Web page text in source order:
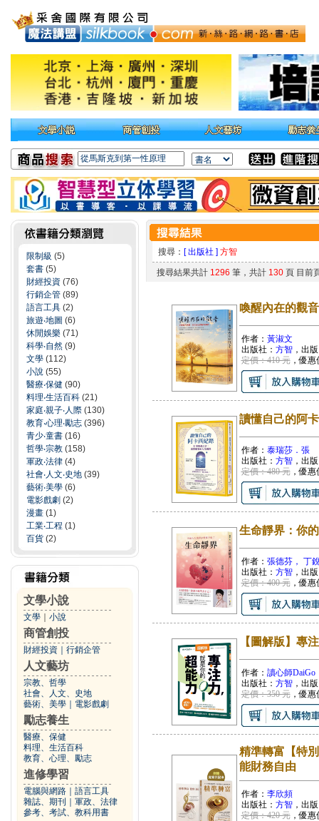
限制級 (5)
套書 (5)
財經投資 (76)
行銷企管 (89)
語言工具 (2)
旅遊‧地圖 (6)
休閒娛樂 (71)
科學‧自然 (9)
文學 (112)
小說 (55)
醫療‧保健 (90)
料理‧生活百科 (21)
家庭‧親子‧人際 (130)
教育‧心理‧勵志 (396)
青少‧童書 (16)
哲學‧宗教 (158)
軍政‧法律 (4)
社會‧人文‧史地 (39)
藝術‧美學 (6)
電影戲劇 (2)
漫畫 (1)
工業‧工程 (1)
百貨 (2)
文學小說
文學 小說
商管創投
財經投資 行銷企管
人文藝坊
宗教、哲學
社會、人文、史地
藝術、美學
電影戲劇
勵志養生
醫療、保健
料理、生活百科
教育、心理、勵志
進修學習
電腦與網路
語言工具
雜誌、期刊
軍政、法律
參考、考試、教科用書
搜尋： [ 出版社 ] 方智
搜尋結果共計 1296 筆，共計 130頁 目前
喚醒內在的觀
作者： 黃淑文
出版社： 方智，出
定價：410 元，優惠
讀懂自己的阿
作者： 泰瑞莎．張
出版社： 方智，出
定價：480 元，優惠
生命靜界：你
作者： 張德芬， 丁
出版社： 方智，出
定價：400 元，優惠
【圖解版】專
作者： 讀心師DaiGo
出版社： 方智，出
定價：350 元，優惠
精準轉富【特
能財務自由
作者： 李欣頻
出版社： 方智，出
定價：420 元，優惠